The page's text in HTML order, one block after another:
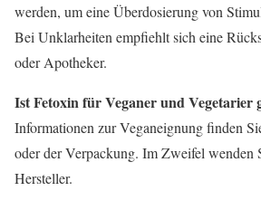
werden, um eine Überdosierung von
Bei Unklarheiten empfiehlt sich eine
oder Apotheker.
Ist Fetoxin für Veganer und Vegetarier
Informationen zur Veganeignung finden
oder der Verpackung. Im Zweifel wenden
Hersteller.